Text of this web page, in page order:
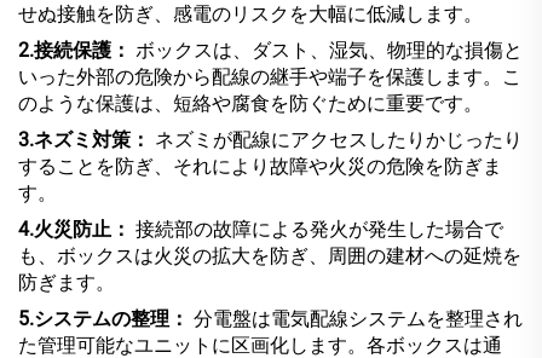
せぬ接触を防ぎ、感電のリスクを大幅に低減します。
2.接続保護： ボックスは、ダスト、湿気、物理的な損傷と
いった外部の危険から配線の継手や端子を保護します。こ
のような保護は、短絡や腐食を防ぐために重要です。
3.ネズミ対策： ネズミが配線にアクセスしたりかじったり
することを防ぎ、それにより故障や火災の危険を防ぎま
す。
4.火災防止： 接続部の故障による発火が発生した場合で
も、ボックスは火災の拡大を防ぎ、周囲の建材への延焼を
防ぎます。
5.システムの整理： 分電盤は電気配線システムを整理され
た管理可能なユニットに区画化します。各ボックスは通